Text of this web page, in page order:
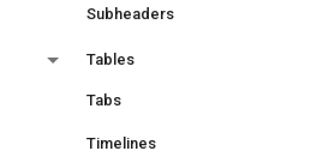
Subheaders
Tables
Tabs
Timelines